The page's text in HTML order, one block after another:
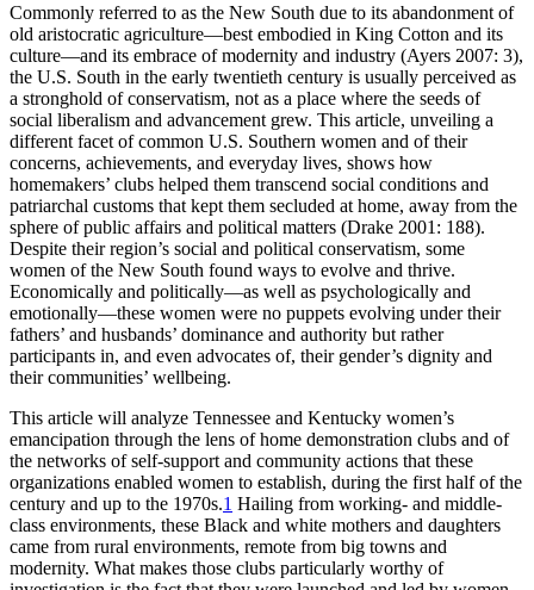
Commonly referred to as the New South due to its abandonment of
old aristocratic agriculture—best embodied in King Cotton and its
culture—and its embrace of modernity and industry (Ayers 2007: 3),
the U.S. South in the early twentieth century is usually perceived as
a stronghold of conservatism, not as a place where the seeds of
social liberalism and advancement grew. This article, unveiling a
different facet of common U.S. Southern women and of their
concerns, achievements, and everyday lives, shows how
homemakers’ clubs helped them transcend social conditions and
patriarchal customs that kept them secluded at home, away from the
sphere of public affairs and political matters (Drake 2001: 188).
Despite their region’s social and political conservatism, some
women of the New South found ways to evolve and thrive.
Economically and politically—as well as psychologically and
emotionally—these women were no puppets evolving under their
fathers’ and husbands’ dominance and authority but rather
participants in, and even advocates of, their gender’s dignity and
their communities’ wellbeing.
This article will analyze Tennessee and Kentucky women’s
emancipation through the lens of home demonstration clubs and of
the networks of self-support and community actions that these
organizations enabled women to establish, during the first half of the
century and up to the 1970s.1 Hailing from working- and middle-
class environments, these Black and white mothers and daughters
came from rural environments, remote from big towns and
modernity. What makes those clubs particularly worthy of